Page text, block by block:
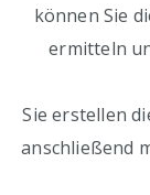
können Sie
ermitteln
Sie erstellen
anschließend